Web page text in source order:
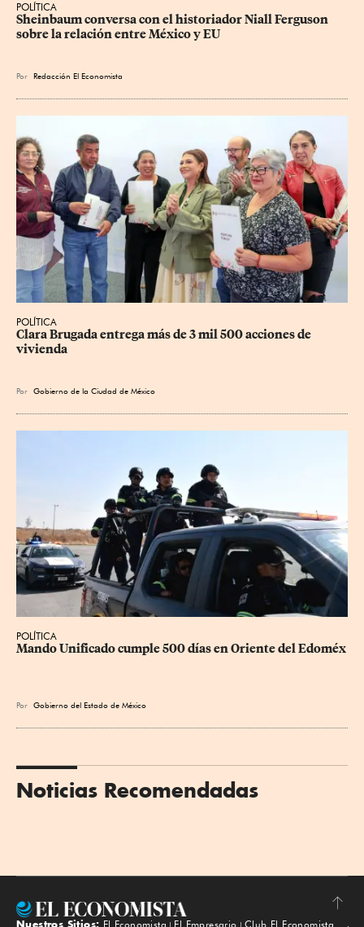
POLÍTICA
Sheinbaum conversa con el historiador Niall Ferguson
sobre la relación entre México y EU
Por Redacción El Economista
POLÍTICA
Clara Brugada entrega más de 3 mil 500 acciones de
vivienda
Por Gobierno de la Ciudad de México
POLÍTICA
Mando Unificado cumple 500 días en Oriente del Edoméx
Por Gobierno del Estado de México
Noticias Recomendadas
Nuestros Sitios: El Economista El Empresario Club El Economista